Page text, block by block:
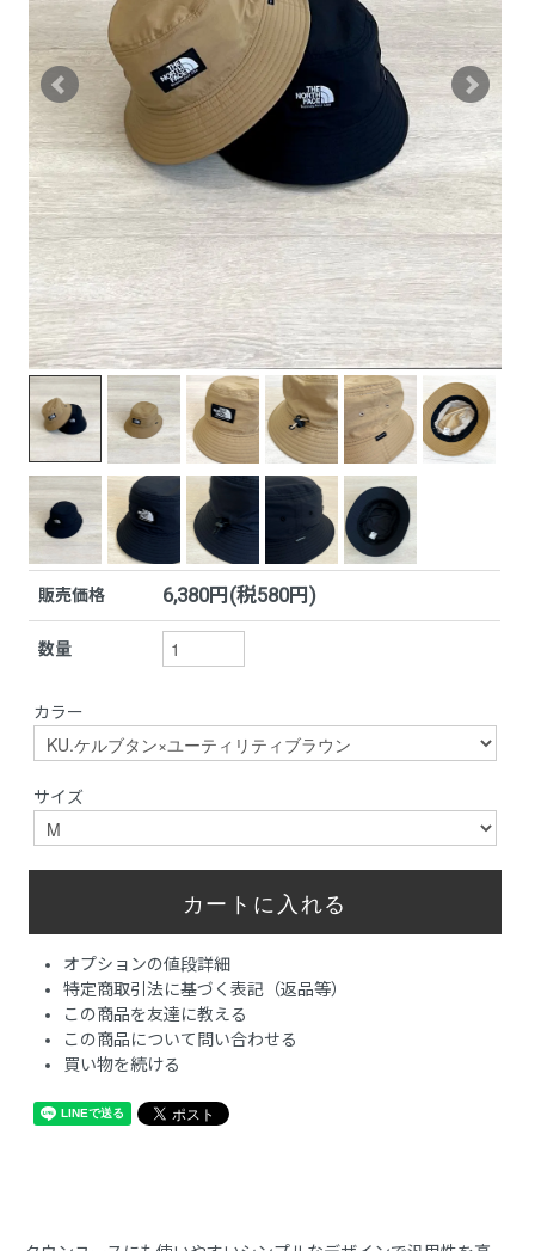
販売価格 6,380円(税580円)
数量
カラー
サイズ
オプションの値段詳細
特定商取引法に基づく表記（返品等）
この商品を友達に教える
この商品について問い合わせる
買い物を続ける